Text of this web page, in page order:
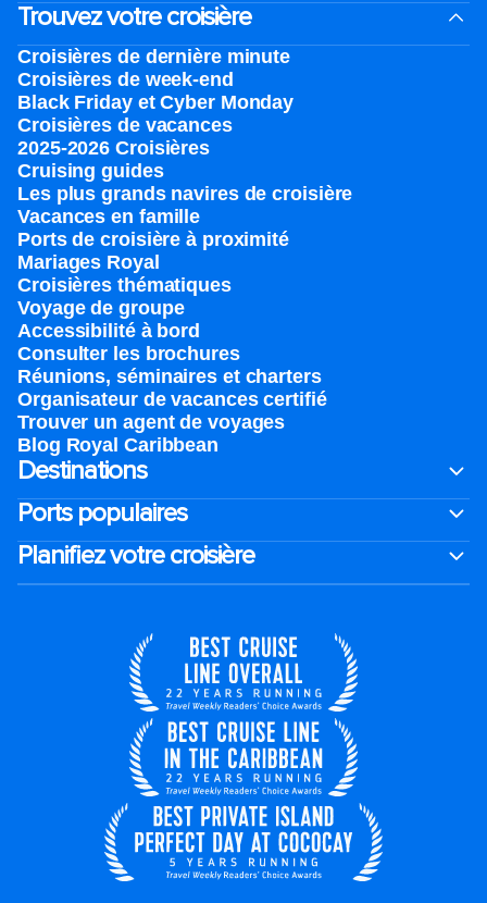
Trouvez votre croisière
Croisières de dernière minute
Croisières de week-end
Black Friday et Cyber Monday
Croisières de vacances
2025-2026 Croisières
Cruising guides
Les plus grands navires de croisière
Vacances en famille
Ports de croisière à proximité
Mariages Royal
Croisières thématiques
Voyage de groupe​
Accessibilité à bord​
Consulter les brochures
Réunions, séminaires et charters
Organisateur de vacances certifié
Trouver un agent de voyages
Blog Royal Caribbean
Destinations
Ports populaires
Planifiez votre croisière